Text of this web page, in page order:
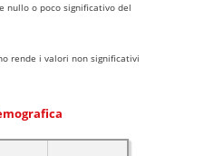
nullo o poco significativo del
rende i valori non significativi